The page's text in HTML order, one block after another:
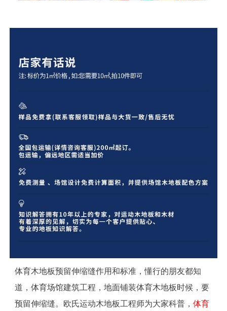
体育木地板预留伸缩缝作用和标准，懂行的朋友都知
道，体育场馆建筑工程，地面铺装体育木地板时候，要
预留伸缩缝。欧氏运动木地板工程师为大家科普， 体育